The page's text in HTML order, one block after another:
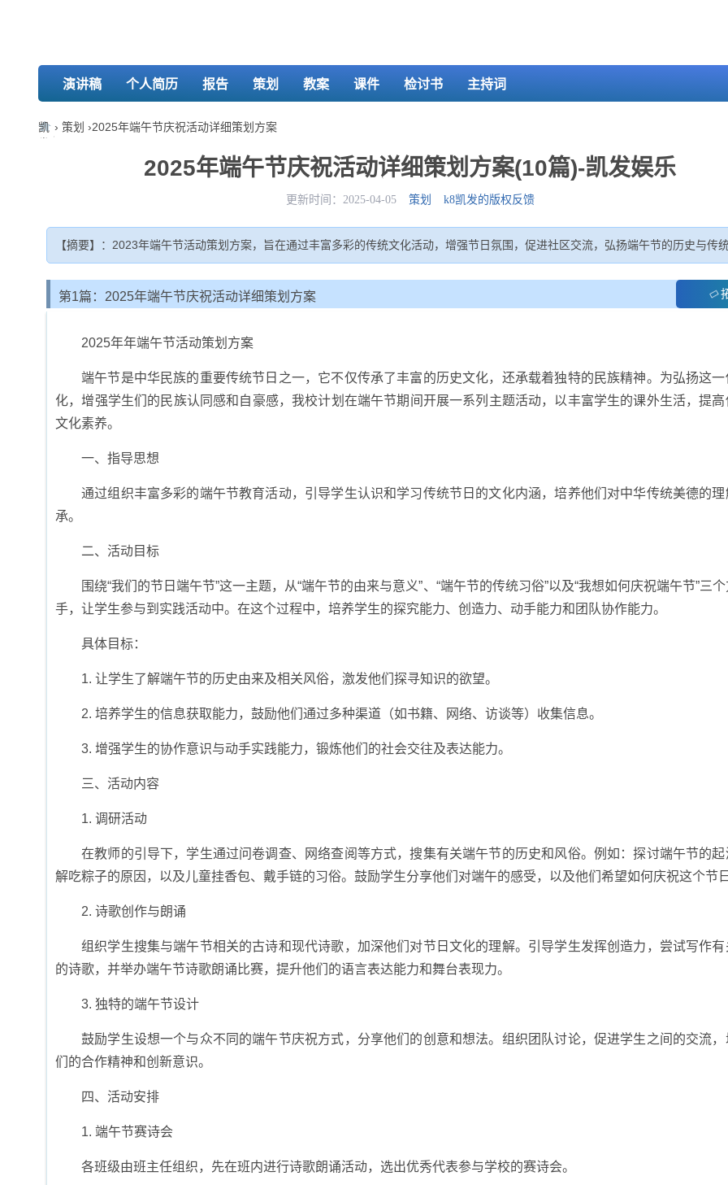
演讲稿 个人简历 报告 策划 教案 课件 检讨书 主持词
凯 › 策划 ›2025年端午节庆祝活动详细策划方案
2025年端午节庆祝活动详细策划方案(10篇)-凯发娱乐
更新时间：2025-04-05 策划 k8凯发的版权反馈
【摘要】：2023年端午节活动策划方案，旨在通过丰富多彩的传统文化活动，增强节日氛围，促进社区交流，弘扬端午节的历史与传
第1篇：2025年端午节庆祝活动详细策划方案
2025年年端午节活动策划方案
端午节是中华民族的重要传统节日之一，它不仅传承了丰富的历史文化，还承载着独特的民族精神。为弘扬这
化，增强学生们的民族认同感和自豪感，我校计划在端午节期间开展一系列主题活动，以丰富学生的课外生活，提
文化素养。
一、指导思想
通过组织丰富多彩的端午节教育活动，引导学生认识和学习传统节日的文化内涵，培养他们对中华传统美德的
承。
二、活动目标
围绕“我们的节日端午节”这一主题，从“端午节的由来与意义”、“端午节的传统习俗”以及“我想如何庆祝端午节”三
手，让学生参与到实践活动中。在这个过程中，培养学生的探究能力、创造力、动手能力和团队协作能力。
具体目标：
1. 让学生了解端午节的历史由来及相关风俗，激发他们探寻知识的欲望。
2. 培养学生的信息获取能力，鼓励他们通过多种渠道（如书籍、网络、访谈等）收集信息。
3. 增强学生的协作意识与动手实践能力，锻炼他们的社会交往及表达能力。
三、活动内容
1. 调研活动
在教师的引导下，学生通过问卷调查、网络查阅等方式，搜集有关端午节的历史和风俗。例如：探讨端午节的
解吃粽子的原因，以及儿童挂香包、戴手链的习俗。鼓励学生分享他们对端午的感受，以及他们希望如何庆祝这个节
2. 诗歌创作与朗诵
组织学生搜集与端午节相关的古诗和现代诗歌，加深他们对节日文化的理解。引导学生发挥创造力，尝试写作
的诗歌，并举办端午节诗歌朗诵比赛，提升他们的语言表达能力和舞台表现力。
3. 独特的端午节设计
鼓励学生设想一个与众不同的端午节庆祝方式，分享他们的创意和想法。组织团队讨论，促进学生之间的交流
们的合作精神和创新意识。
四、活动安排
1. 端午节赛诗会
各班级由班主任组织，先在班内进行诗歌朗诵活动，选出优秀代表参与学校的赛诗会。